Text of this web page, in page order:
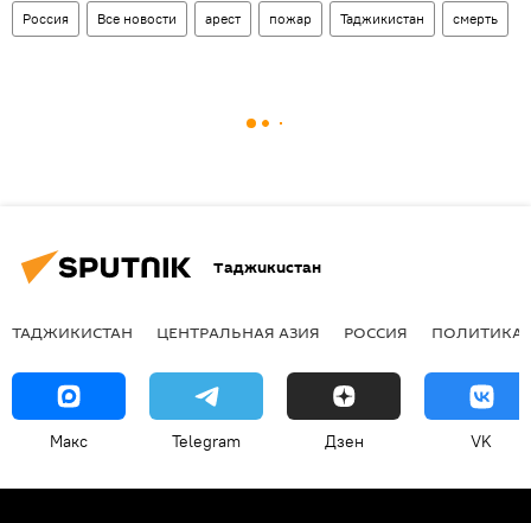
Россия Все новости арест пожар Таджикистан смерть
Таджикистан
ТАДЖИКИСТАН ЦЕНТРАЛЬНАЯ АЗИЯ РОССИЯ ПОЛИТИКА
Макс Telegram Дзен VK